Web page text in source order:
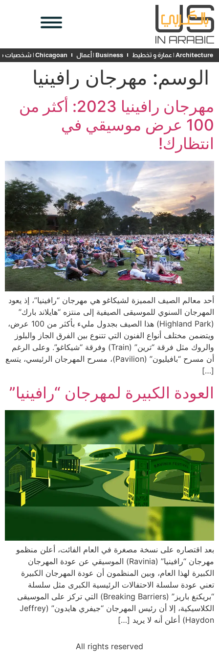
Architecture | عمارة و تخطيط Business | أعمال Chicagoan | شخصيات محلية
الوسم: مهرجان رافينيا
مهرجان رافينيا 2023: أكثر من
100 عرض موسيقي في
انتظارك!
أحد معالم الصيف المميزة لشيكاغو هي مهرجان “رافينيا”، إذ يعود
المهرجان السنوي للموسيقى الصيفية إلى منتزه “هايلاند بارك”
(Highland Park) هذا الصيف بجدول مليء بأكثر من 100 عرض،
ويتضمن مختلف أنواع الفنون التي تتنوع بين الفرق الجاز والبلوز
والروك مثل فرقة “ترين” (Train) وفرقة “شيكاغو”. وعلى الرغم
أن مسرح “بافيليون” (Pavilion)، مسرح المهرجان الرئيسي، يتسع
[…]
العودة الكبيرة لمهرجان “رافينيا”
بعد اقتصاره على نسخة مصغرة في العام الفائت، أعلن منظمو
مهرجان “رافينيا” (Ravinia) الموسيقي عن عودة المهرجان
الكبيرة لهذا العام، وبين المنظمون أن عودة المهرجان الكبيرة
تعني عودة سلسلة الاحتفالات الرئيسية الكبرى مثل سلسلة
“بريكنغ باريز” (Breaking Barriers) التي تركز على الموسيقى
الكلاسيكية، إلا أن رئيس المهرجان “جيفري هايدون” (Jeffrey
Haydon) أعلن أنه لا يريد […]
All rights reserved